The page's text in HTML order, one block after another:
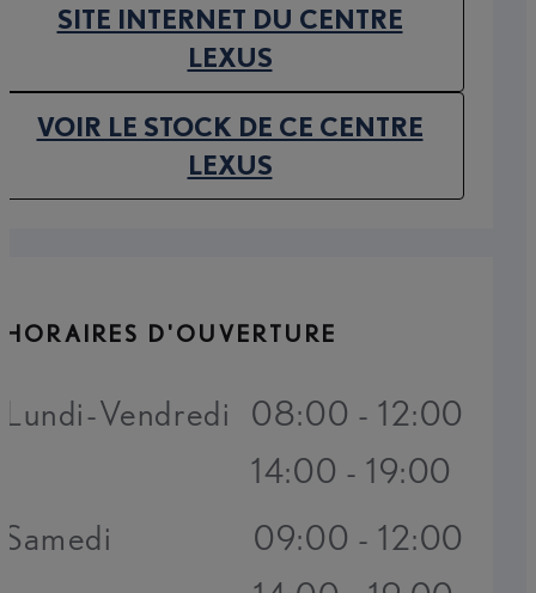
SITE INTERNET DU CENTRE
LEXUS(OPENS IN NEW TAB)
VOIR LE STOCK DE CE CENTRE
LEXUS(OPENS IN NEW TAB)
HORAIRES D'OUVERTURE
Lundi-Vendredi 08:00 - 12:00
14:00 - 19:00
Samedi
09:00 - 12:00